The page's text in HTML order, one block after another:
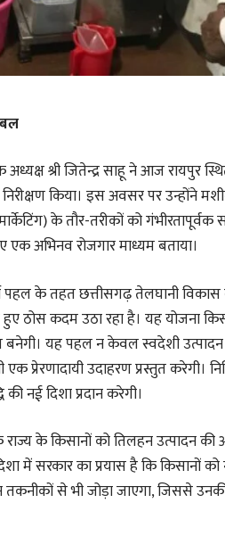
अध्यक्ष श्री जितेन्द्र साहू ने आज रायपुर
किया। इस अवसर पर उन्होंने
के तौर-तरीकों को
अभिनव रोजगार माध्यम बताया।
पहल के तहत छत्तीसगढ़ तेलघानी विकास
ठोस कदम उठा रहा है। यह योजना
यह पहल न केवल स्वदेशी उत्पादन
प्रेरणादायी उदाहरण प्रस्तुत करेगी।
नई दिशा प्रदान करेगी।
के किसानों को तिलहन उत्पादन की
में सरकार का प्रयास है कि किसानों
से भी जोड़ा जाएगा, जिससे